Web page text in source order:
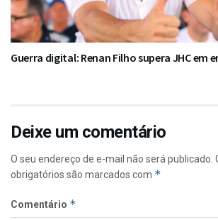
Guerra digital: Renan Filho supera JHC em
Deixe um comentário
O seu endereço de e-mail não será publicado.
obrigatórios são marcados com *
Comentário *